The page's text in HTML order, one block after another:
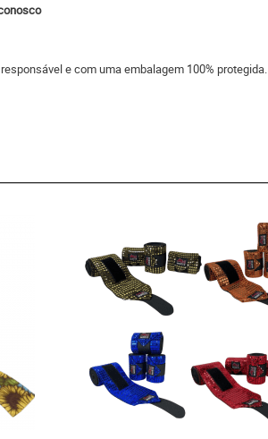
e com uma embalagem 100% protegida.